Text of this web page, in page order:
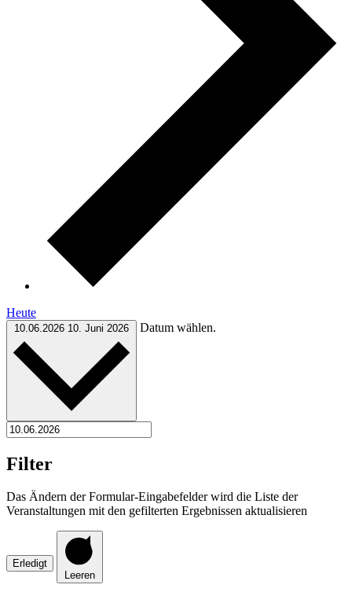
Heute
10.06.2026 10. Juni 2026 Datum wählen.
Filter
Das Ändern der Formular-Eingabefelder wird die Liste der
Veranstaltungen mit den gefilterten Ergebnissen aktualisieren
Erledigt
Leeren